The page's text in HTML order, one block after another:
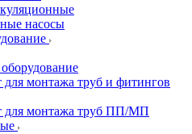
насосы
монтажа труб и фитингов
для монтажа труб ПП/МП